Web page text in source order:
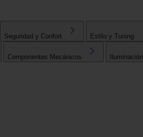
Seguridad y Confort Estilo y Tuning
Componentes Mecánicos Iluminación